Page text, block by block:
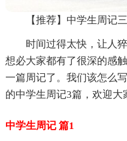
【推荐】中学生周记
时间过得太快，让人
想必大家都有了很深的感
一篇周记了。我们该怎么
的中学生周记3篇，欢迎大
中学生周记 篇1